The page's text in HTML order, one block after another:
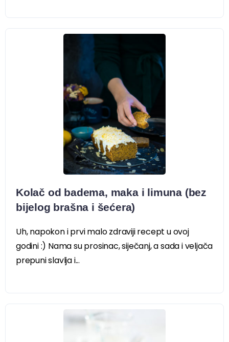
Kolač od badema, maka i limuna (bez
bijelog brašna i šećera)
Uh, napokon i prvi malo zdraviji recept u ovoj
godini :) Nama su prosinac, siječanj, a sada i veljača
prepuni slavlja i...